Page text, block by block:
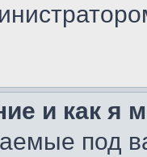
и как я
под